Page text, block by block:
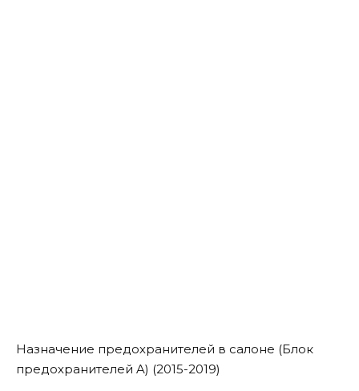
Назначение предохранителей в салоне (Блок
предохранителей A) (2015-2019)